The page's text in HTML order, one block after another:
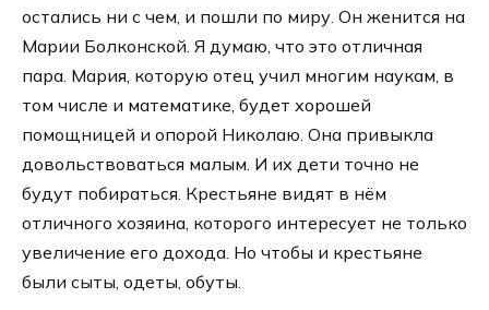
остались ни с чем, и пошли по миру. Он женится на
Марии Болконской. Я думаю, что это отличная
пара. Мария, которую отец учил многим наукам, в
том числе и математике, будет хорошей
помощницей и опорой Николаю. Она привыкла
довольствоваться малым. И их дети точно не
будут побираться. Крестьяне видят в нём
отличного хозяина, которого интересует не только
увеличение его дохода. Но чтобы и крестьяне
были сыты, одеты, обуты.